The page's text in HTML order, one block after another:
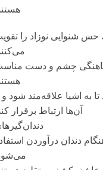
حس شنوایی نوزاد را
چشم و دست
به اشیا علاقه‌مند شود و
آن‌ها ارتباط برقرار
دندان درآوردن